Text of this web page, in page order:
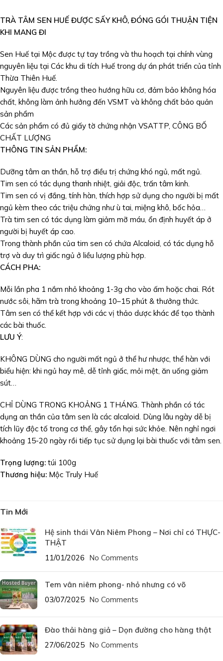
TRÀ TÂM SEN HUẾ ĐƯỢC SẤY KHÔ, ĐÓNG GÓI THUẬN TIỆN
KHI MANG ĐI
Sen Huế tại Mộc được tự tay trồng và thu hoạch tại chính vùng
nguyên liệu tại Các khu di tích Huế trong dự án phát triển của tỉnh
Thừa Thiên Huế.
Nguyên liệu được trồng theo hướng hữu cơ, đảm bảo không hóa
chất, không làm ảnh hưởng đến VSMT và không chất bảo quản
sản phẩm
Các sản phẩm có đủ giấy tờ chứng nhận VSATTP, CÔNG BỐ
CHẤT LƯỢNG
THÔNG TIN SẢN PHẨM:
Dưỡng tâm an thần, hỗ trợ điều trị chứng khó ngủ, mất ngủ.
Tim sen có tác dụng thanh nhiệt, giải độc, trấn tâm kinh.
Tim sen có vị đắng, tính hàn, thích hợp sử dụng cho người bị mất
ngủ kèm theo các triệu chứng như ù tai, miệng khô, bốc hỏa…
Trà tim sen có tác dụng làm giảm mỡ máu, ổn định huyết áp ở
người bị huyết áp cao.
Trong thành phần của tim sen có chứa Alcaloid, có tác dụng hỗ
trợ và duy trì giấc ngủ ở liều lượng phù hợp.
CÁCH PHA:
Mỗi lần pha 1 nắm nhỏ khoảng 1-3g cho vào ấm hoặc chai. Rót
nước sôi, hãm trà trong khoảng 10–15 phút & thưởng thức.
Tâm sen có thể kết hợp với các vị thảo dược khác để tạo thành
các bài thuốc.
LƯU Ý:
KHÔNG DÙNG cho người mất ngủ ở thể hư nhược, thể hàn với
biểu hiện: khi ngủ hay mê, dễ tỉnh giấc, mỏi mệt, ăn uống giảm
sút…
CHỈ DÙNG TRONG KHOẢNG 1 THÁNG. Thành phần có tác
dụng an thần của tâm sen là các alcaloid. Dùng lâu ngày dễ bị
tích lũy độc tố trong cơ thể, gây tổn hại sức khỏe. Nên nghỉ ngơi
khoảng 15-20 ngày rồi tiếp tục sử dụng lại bài thuốc với tâm sen.
Trọng lượng: túi 100g
Thương hiệu: Mộc Truly Huế
Tin Mới
Hệ sinh thái Vân Niêm Phong – Nơi chỉ có THỰC-
THẬT
11/01/2026 No Comments
Tem vân niêm phong- nhỏ nhưng có võ
03/07/2025 No Comments
Đào thải hàng giả – Dọn đường cho hàng thật
27/06/2025 No Comments